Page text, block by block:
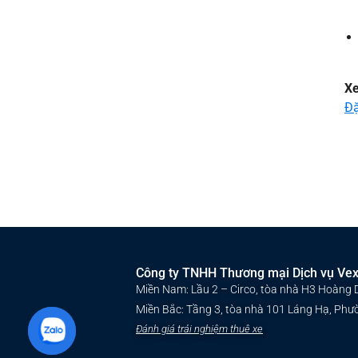
Công ty TNHH Thương mại Dịch vụ
Miền Nam: Lầu 2 – Circo, tòa nhà H3 Hoàng
Miền Bắc: Tầng 3, tòa nhà 101 Láng Hạ,
Đánh giá trải nghiệm thuê xe